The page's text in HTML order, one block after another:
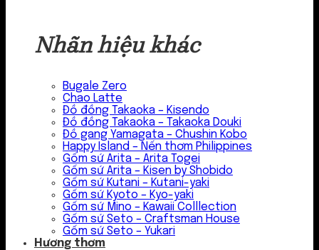
Nhãn hiệu khác
Bugale Zero
Chao Latte
Đồ đồng Takaoka – Kisendo
Đồ đồng Takaoka – Takaoka Douki
Đồ gang Yamagata – Chushin Kobo
Happy Island – Nến thơm Philippines
Gốm sứ Arita – Arita Togei
Gốm sứ Arita – Kisen by Shobido
Gốm sứ Kutani – Kutani-yaki
Gốm sứ Kyoto – Kyo-yaki
Gốm sứ Mino – Kawaii Colllection
Gốm sứ Seto – Craftsman House
Gốm sứ Seto – Yukari
Hương thơm